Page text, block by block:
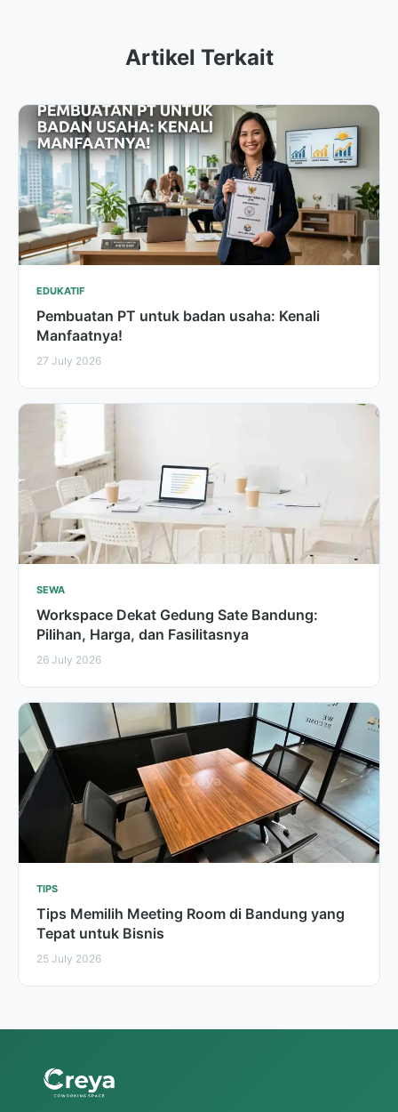
Artikel Terkait
EDUKATIF
Pembuatan PT untuk badan usaha: Kenali
Manfaatnya!
27 July 2026
SEWA
Workspace Dekat Gedung Sate Bandung:
Pilihan, Harga, dan Fasilitasnya
26 July 2026
TIPS
Tips Memilih Meeting Room di Bandung yang
Tepat untuk Bisnis
25 July 2026